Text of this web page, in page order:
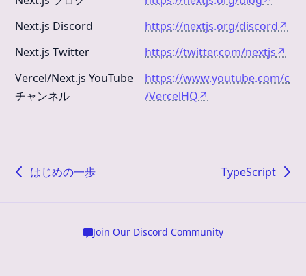
Next.js Discord
https://nextjs.org/discord↗
Next.js Twitter
https://twitter.com/nextjs↗
Vercel/Next.js YouTube
チャンネル
https://www.youtube.com/c
/VercelHQ↗
はじめの一歩 TypeScript
Join Our Discord Community